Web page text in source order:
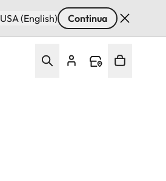
USA (English) Continua